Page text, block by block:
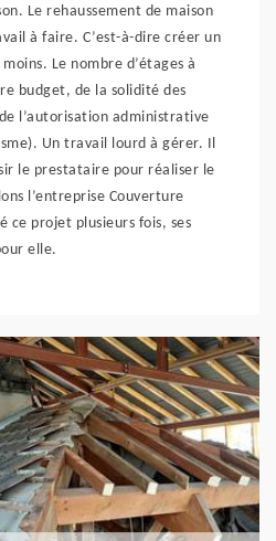
Le rehaussement de maison
à faire. C’est-à-dire créer un
Le nombre d’étages à
budget, de la solidité des
l’autorisation administrative
Un travail lourd à gérer. Il
le prestataire pour réaliser le
l’entreprise Couverture
ce projet plusieurs fois, ses
elle.